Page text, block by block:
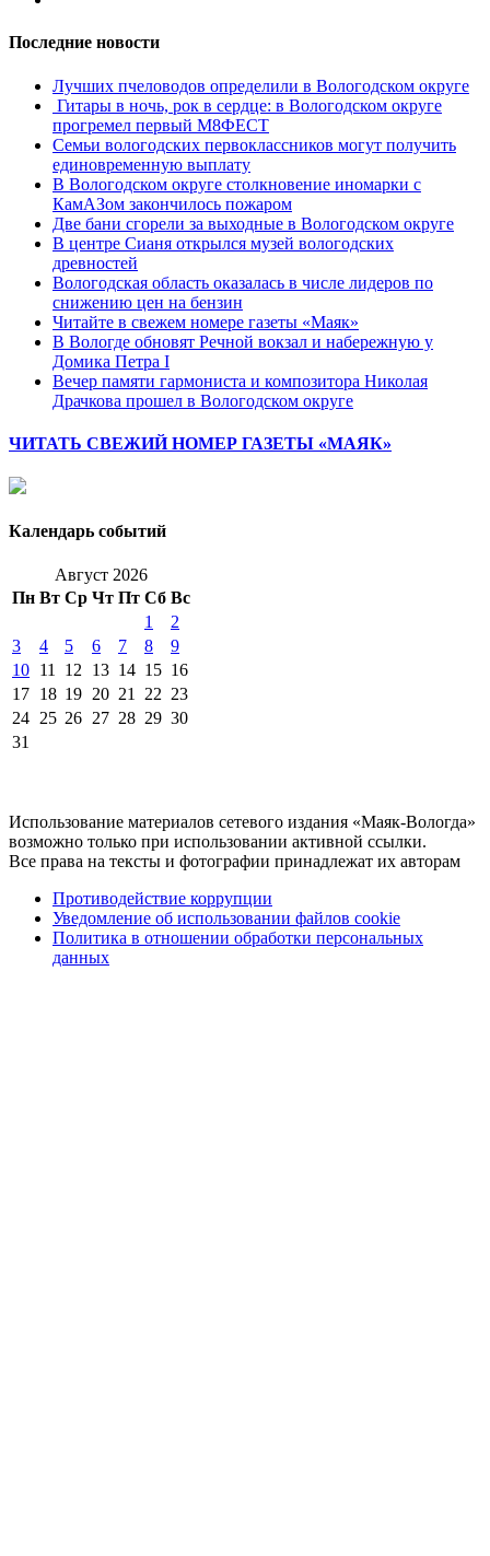
Последние новости
Лучших пчеловодов определили в Вологодском округе
Гитары в ночь, рок в сердце: в Вологодском округе
прогремел первый М8ФЕСТ
Cемьи вологодских первоклассников могут получить
единовременную выплату
В Вологодском округе столкновение иномарки с
КамАЗом закончилось пожаром
Две бани сгорели за выходные в Вологодском округе
В центре Сианя открылся музей вологодских
древностей
Вологодская область оказалась в числе лидеров по
снижению цен на бензин
Читайте в свежем номере газеты «Маяк»
В Вологде обновят Речной вокзал и набережную у
Домика Петра I
Вечер памяти гармониста и композитора Николая
Драчкова прошел в Вологодском округе
ЧИТАТЬ СВЕЖИЙ НОМЕР ГАЗЕТЫ «МАЯК»
Календарь событий
Август 2026
Пн Вт Ср Чт Пт Сб Вс
1
2
3
4 5 6 7 8
9
10 11 12 13 14 15 16
17 18 19 20 21 22 23
24 25 26 27 28 29 30
31
Использование материалов сетевого издания «Маяк-Вологда»
возможно только при использовании активной ссылки.
Все права на тексты и фотографии принадлежат их авторам
Противодействие коррупции
Уведомление об использовании файлов cookie
Политика в отношении обработки персональных
данных